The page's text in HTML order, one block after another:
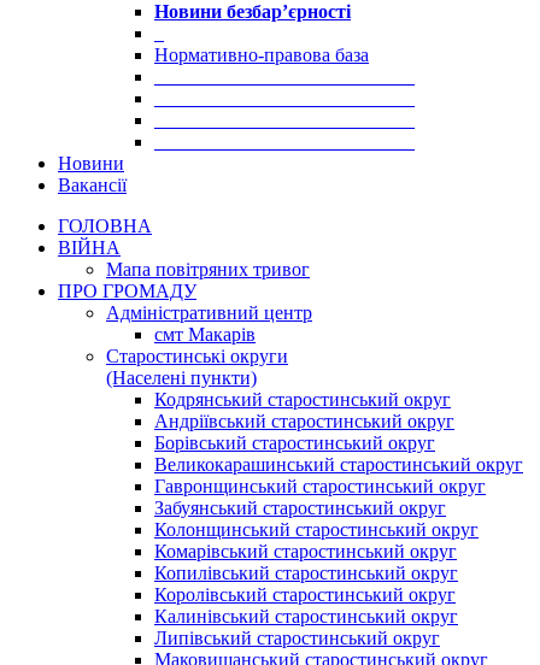
Новини безбар’єрності
Нормативно-правова база
Новини
Вакансії
ГОЛОВНА
ВІЙНА
Мапа повітряних тривог
ПРО ГРОМАДУ
Aдміністративний центр
смт Макарів
Старостинські округи
(Населені пункти)
Кодрянський старостинський округ
Андріївський старостинський округ
Борівський старостинський округ
Великокарашинський старостинський округ
Гавронщинський старостинський округ
Забуянський старостинський округ
Колонщинський старостинський округ
Комарівський старостинський округ
Копилівський старостинський округ
Королівський старостинський округ
Калинівський старостинський округ
Липівський старостинський округ
Маковищанський старостинський округ